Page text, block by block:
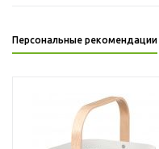
Персональные рекомендации